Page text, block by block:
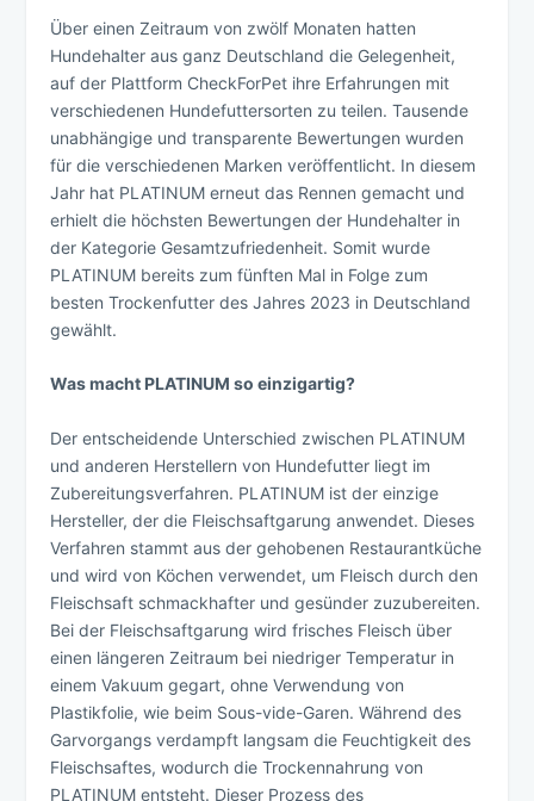
Über einen Zeitraum von zwölf Monaten hatten
Hundehalter aus ganz Deutschland die Gelegenheit,
auf der Plattform CheckForPet ihre Erfahrungen mit
verschiedenen Hundefuttersorten zu teilen. Tausende
unabhängige und transparente Bewertungen wurden
für die verschiedenen Marken veröffentlicht. In diesem
Jahr hat PLATINUM erneut das Rennen gemacht und
erhielt die höchsten Bewertungen der Hundehalter in
der Kategorie Gesamtzufriedenheit. Somit wurde
PLATINUM bereits zum fünften Mal in Folge zum
besten Trockenfutter des Jahres 2023 in Deutschland
gewählt.
Was macht PLATINUM so einzigartig?
Der entscheidende Unterschied zwischen PLATINUM
und anderen Herstellern von Hundefutter liegt im
Zubereitungsverfahren. PLATINUM ist der einzige
Hersteller, der die Fleischsaftgarung anwendet. Dieses
Verfahren stammt aus der gehobenen Restaurantküche
und wird von Köchen verwendet, um Fleisch durch den
Fleischsaft schmackhafter und gesünder zuzubereiten.
Bei der Fleischsaftgarung wird frisches Fleisch über
einen längeren Zeitraum bei niedriger Temperatur in
einem Vakuum gegart, ohne Verwendung von
Plastikfolie, wie beim Sous-vide-Garen. Während des
Garvorgangs verdampft langsam die Feuchtigkeit des
Fleischsaftes, wodurch die Trockennahrung von
PLATINUM entsteht. Dieser Prozess des